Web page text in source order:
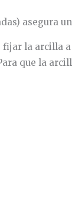
asegura
la arcilla
que la